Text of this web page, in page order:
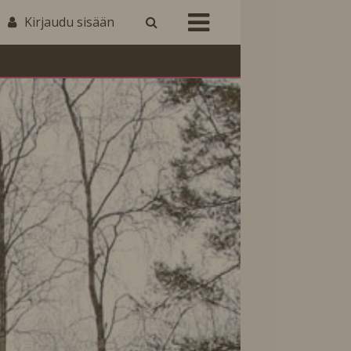
Kirjaudu sisään